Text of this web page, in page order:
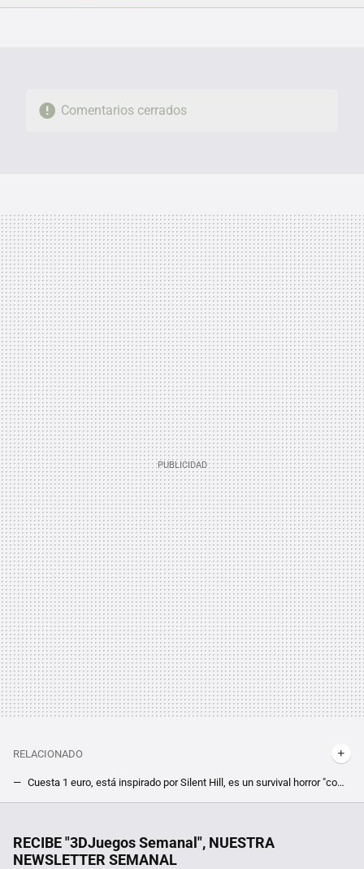
FACEBOOKTWITTERFLIPBOARD
E-
WHATSAPP
Comentarios cerrados
RELACIONADO
Cuesta 1 euro, está inspirado por Silent Hill, es un survival horror "como los de antes" y lo tienes de oferta por tiempo limitado
RECIBE "3DJuegos Semanal", NUESTRA
NEWSLETTER SEMANAL